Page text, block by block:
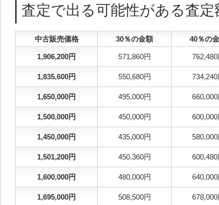
査定で出る可能性がある査定
中古販売価格 30％の金額 40％の
1,906,200円 571,860円 762,480
1,835,600円 550,680円 734,240
1,650,000円 495,000円 660,000
1,500,000円 450,000円 600,000
1,450,000円 435,000円 580,000
1,501,200円 450,360円 600,480
1,600,000円 480,000円 640,000
1,695,000円 508,500円 678,000